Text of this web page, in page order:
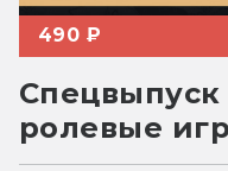
490 ₽
Спецвыпуск
ролевые